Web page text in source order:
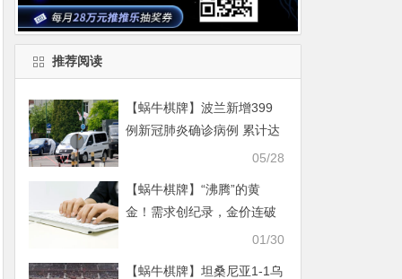
推荐阅读
【蜗牛棋牌】波兰新增399
例新冠肺炎确诊病例 累计达
05/28
【蜗牛棋牌】“沸腾”的黄
金！需求创纪录，金价连破
关键关口！后市怎么走？01/30
【蜗牛棋牌】坦桑尼亚1-1乌